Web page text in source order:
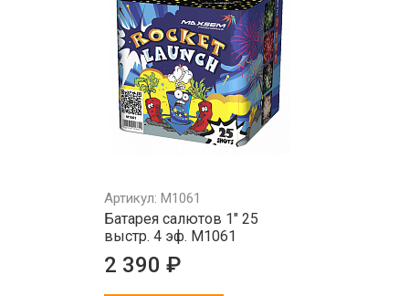
Артикул: M1061
Батарея салютов 1" 25
выстр. 4 эф. M1061
2 390 ₽